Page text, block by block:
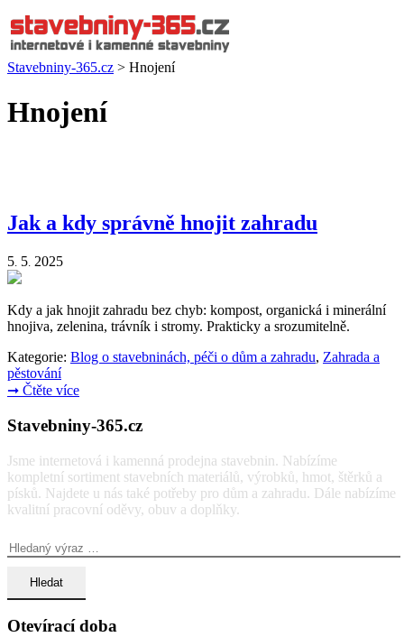
Stavebniny-365.cz > Hnojení
Hnojení
Jak a kdy správně hnojit zahradu
5. 5. 2025
Kdy a jak hnojit zahradu bez chyb: kompost, organická i minerální
hnojiva, zelenina, trávník i stromy. Prakticky a srozumitelně.
Kategorie: Blog o stavebninách, péči o dům a zahradu, Zahrada a
pěstování
➞ Čtěte více
Stavebniny-365.cz
Jsme internetová i kamenná prodejna stavebnin. Nabízíme
kompletní sortiment stavebních materiálů, výrobků, hmot, štěrků a
písků. Najdete u nás také potřeby pro dům a zahradu. Dále nabízíme
kvalitní pracovní oděvy, obuv a doplňky.
Otevírací doba